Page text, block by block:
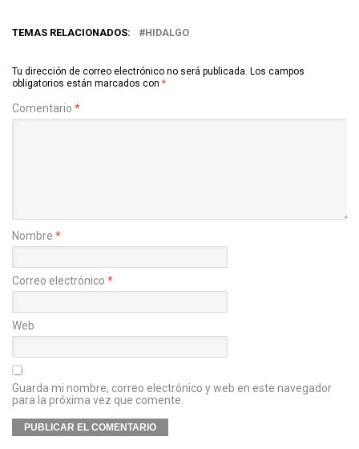
TEMAS RELACIONADOS: HIDALGO
Tu dirección de correo electrónico no será publicada. Los campos
obligatorios están marcados con *
Comentario *
Nombre *
Correo electrónico *
Web
Guarda mi nombre, correo electrónico y web en este navegador
para la próxima vez que comente.